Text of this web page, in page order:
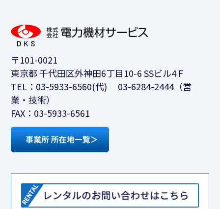
〒101-0021
東京都 千代田区外神田6丁目10-6 SSビル4Ｆ
TEL：03-5933-6560(代) 03-6284-2444（営
業・技術）
FAX：03-5933-6561